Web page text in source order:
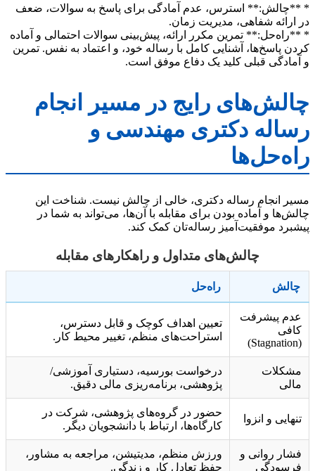
* **چالش:** استرس، عدم آمادگی برای پاسخ به سوالات، ضعف
در ارائه شفاهی، مدیریت زمان.
* **راه‌حل:** تمرین مکرر ارائه، پیش‌بینی سوالات احتمالی و آماده
کردن پاسخ‌ها، آشنایی کامل با رساله خود، و اعتماد به نفس. تمرین
و آمادگی قبلی کلید یک دفاع موفق است.
چالش‌های رایج در مسیر انجام
رساله دکتری مهندسی و
راه‌حل‌ها
مسیر انجام رساله دکتری، خالی از چالش نیست. شناخت این
چالش‌ها و آماده بودن برای مقابله با آن‌ها، می‌تواند به شما در
پیشبرد موفقیت‌آمیز رساله‌تان کمک کند.
چالش‌های متداول و راهکارهای مقابله
چالش راه‌حل
عدم پیشرفت
کافی
(Stagnation)
تعیین اهداف کوچک و قابل دسترس،
استراحت‌های منظم، تغییر محیط کار.
مشکلات
مالی
درخواست بورسیه، دستیاری آموزشی/
پژوهشی، برنامه‌ریزی مالی دقیق.
تنهایی و انزوا
حضور در گروه‌های پژوهشی، شرکت در
کارگاه‌ها، ارتباط با دانشجویان دیگر.
فشار روانی و
فرسودگی
ورزش منظم، مدیتیشن، مراجعه به مشاور،
حفظ تعادل کار و زندگی.